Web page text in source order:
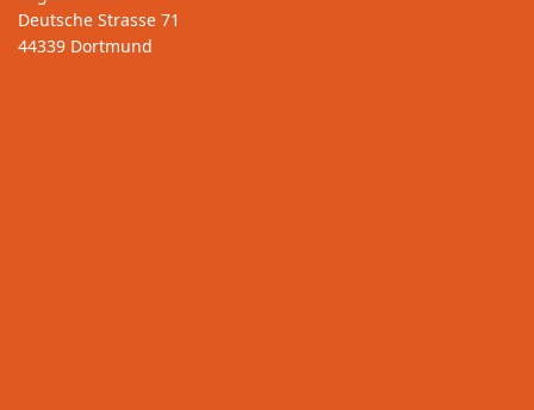
Deutsche Strasse 71
44339 Dortmund